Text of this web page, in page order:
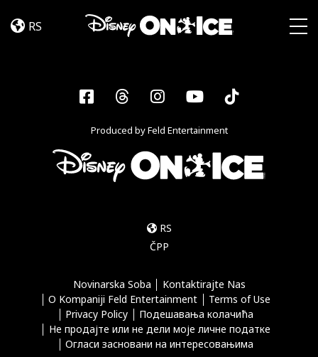
RS
Facebook
ThreadsInstagram
YouTubeTiktok
Produced by Feld Entertainment
RS
ČPP
Novinarska Soba
Kontaktirajte Nas
O Kompaniji Feld Entertainment
Terms of Use
Privacy Policy
Подешавања колачића
Не продајте или не дели моје личне податке
Огласи засновани на интересовањима